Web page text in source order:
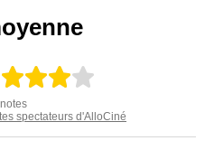
spectateurs d'AlloCiné